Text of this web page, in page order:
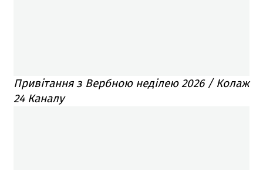
Привітання з Вербною неділею 2026 / Колаж
24 Каналу